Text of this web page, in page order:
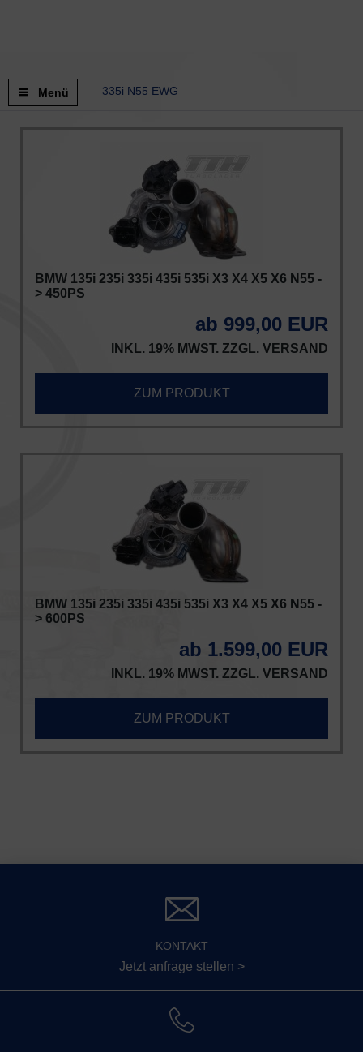
Menü 335i N55 EWG
BMW 135i 235i 335i 435i 535i X3 X4 X5 X6 N55 -
> 450PS
ab 999,00 EUR
INKL. 19% MWST. ZZGL. VERSAND
ZUM PRODUKT
BMW 135i 235i 335i 435i 535i X3 X4 X5 X6 N55 -
> 600PS
ab 1.599,00 EUR
INKL. 19% MWST. ZZGL. VERSAND
ZUM PRODUKT
KONTAKT
Jetzt anfrage stellen >